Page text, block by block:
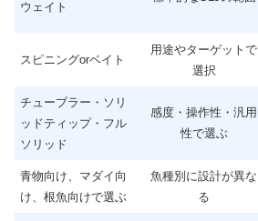
ウェイト
スピニングorベイト
用途やターゲットで
選択
チューブラー・ソリ
ッドティップ・フル
ソリッド
感度・操作性・汎用
性で選ぶ
青物向け、マダイ向
け、根魚向けで選ぶ
魚種別に設計が異な
る